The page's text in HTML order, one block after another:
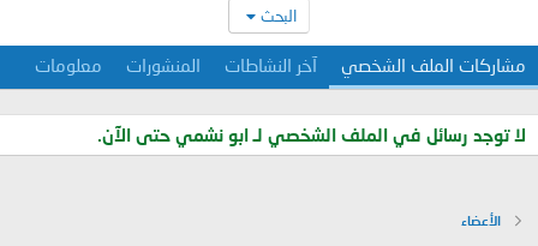
البحث
مشاركات الملف الشخصي آخر النشاطات المنشورات معلومات
لا توجد رسائل في الملف الشخصي لـ ابو نشمي حتى الآن.
الأعضاء